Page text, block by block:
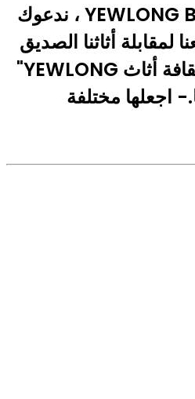
بصفتنا YEWLONG Bathroom ، ندعوك
لمقابلة أثاثنا الصديق
للبيئة.دعنا نجلب "ثقافة أثاث YEWLONG"
اجعلها مختلفة